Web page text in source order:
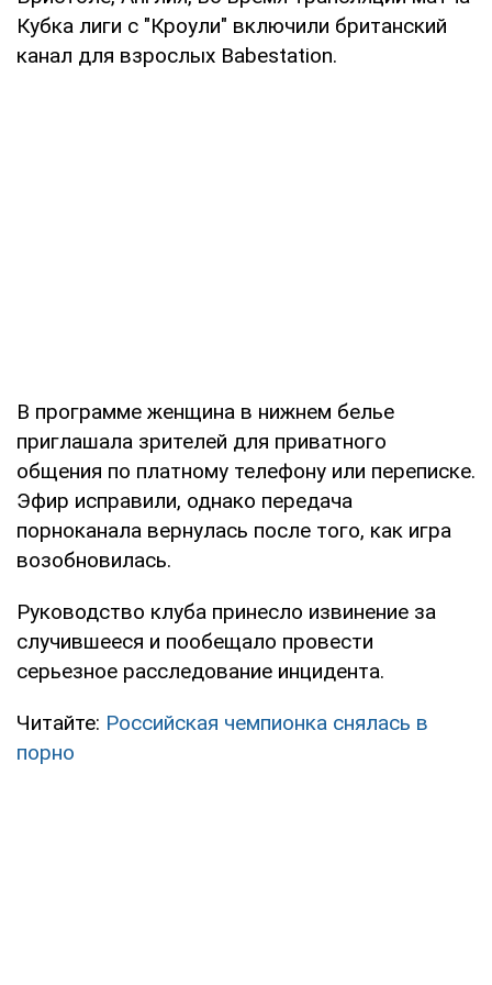
Кубка лиги с "Кроули" включили британский
канал для взрослых Babestation.
В программе женщина в нижнем белье
приглашала зрителей для приватного
общения по платному телефону или переписке.
Эфир исправили, однако передача
порноканала вернулась после того, как игра
возобновилась.
Руководство клуба принесло извинение за
случившееся и пообещало провести
серьезное расследование инцидента.
Читайте: Российская чемпионка снялась в
порно